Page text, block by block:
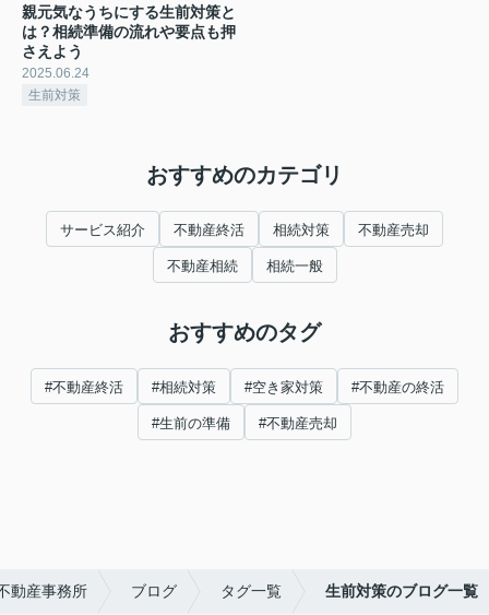
親元気なうちにする生前対策と
は？相続準備の流れや要点も押
さえよう
2025.06.24
生前対策
おすすめのカテゴリ
サービス紹介 不動産終活 相続対策 不動産売却
不動産相続 相続一般
おすすめのタグ
#不動産終活 #相続対策 #空き家対策 #不動産の終活
#生前の準備 #不動産売却
動産事務所 ブログ タグ一覧 生前対策のブログ一覧